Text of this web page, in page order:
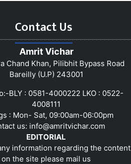
Contact Us
Amrit Vichar
Chand Khan, Pilibhit Bypass Road
Bareilly (U.P) 243001
BLY : 0581-4000222 LKO : 0522-
4008111
: Mon- Sat, 09:00am-06:00pm
us: info@amritvichar.com
EDITORIAL
information regarding the content
on the site please mail us